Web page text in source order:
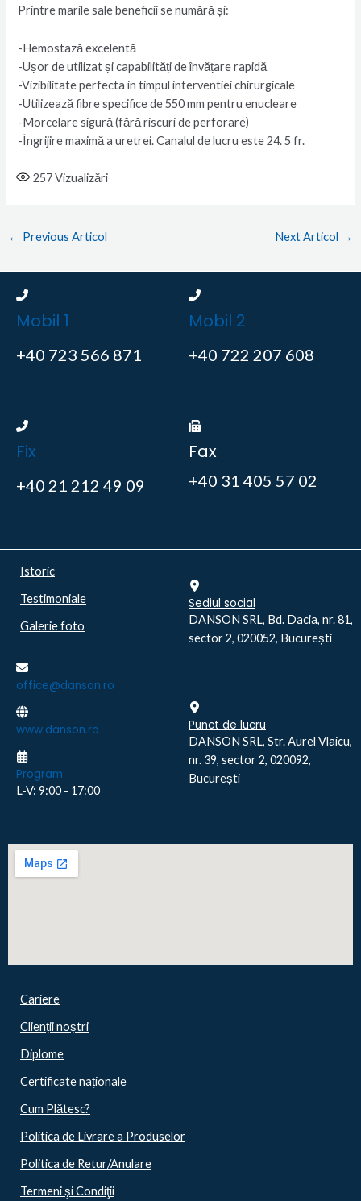
Printre marile sale beneficii se numără și:
-Hemostază excelentă
-Ușor de utilizat și capabilități de învățare rapidă
-Vizibilitate perfecta in timpul interventiei chirurgicale
-Utilizează fibre specifice de 550 mm pentru enucleare
-Morcelare sigură (fără riscuri de perforare)
-Îngrijire maximă a uretrei. Canalul de lucru este 24. 5 fr.
257Vizualizări
← Previous Articol Next Articol →
Mobil 1
+40 723 566 871
Mobil 2
+40 722 207 608
Fix
+40 21 212 49 09
Fax
+40 31 405 57 02
Istoric
Testimoniale
Galerie foto
office@danson.ro
www.danson.ro
Program
L-V: 9:00 - 17:00
Sediul social
DANSON SRL, Bd. Dacia, nr. 81,
sector 2, 020052, București
Punct de lucru
DANSON SRL, Str. Aurel Vlaicu,
nr. 39, sector 2, 020092,
București
Cariere
Clienții noștri
Diplome
Certificate naționale
Cum Plătesc?
Politica de Livrare a Produselor
Politica de Retur/Anulare
Termeni şi Condiţii